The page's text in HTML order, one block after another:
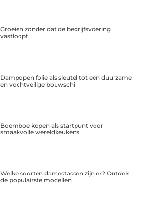
Groeien zonder dat de bedrijfsvoering
vastloopt
Dampopen folie als sleutel tot een duurzame
en vochtveilige bouwschil
Boemboe kopen als startpunt voor
smaakvolle wereldkeukens
Welke soorten damestassen zijn er? Ontdek
de populairste modellen